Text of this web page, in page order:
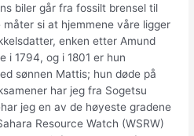
biler går fra fossilt brensel til
si at hjemmene våre ligger
enken etter Amund
i 1794, og i 1801 er hun
sønnen Mattis; hun døde på
har jeg fra Sogetsu
jeg en av de høyeste gradene
Resource Watch (WSRW)